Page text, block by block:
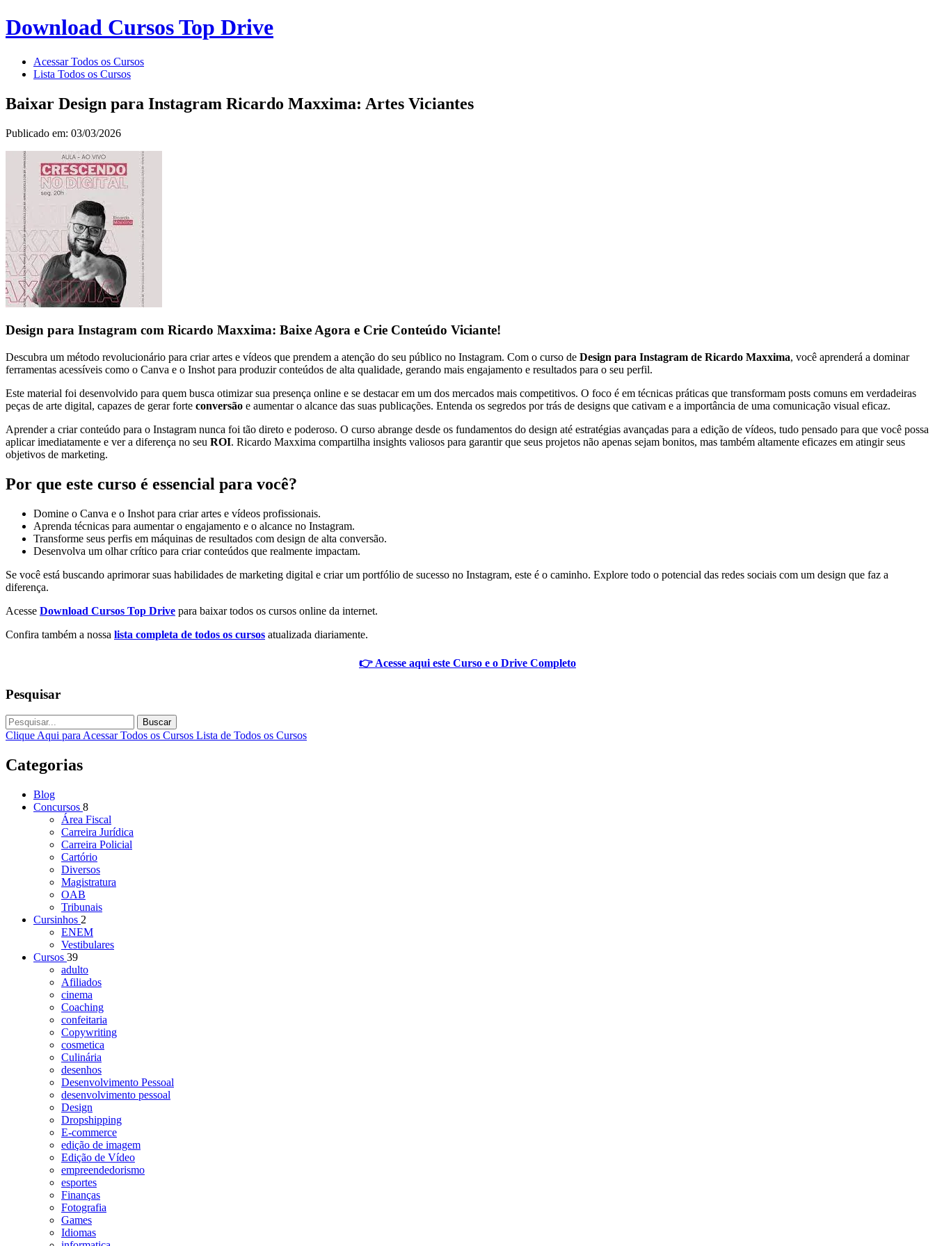
Download Cursos Top Drive
Acessar Todos os Cursos
Lista Todos os Cursos
Baixar Design para Instagram Ricardo Maxxima: Artes Viciantes
Publicado em: 03/03/2026
Design para Instagram com Ricardo Maxxima: Baixe Agora e Crie Conteúdo Viciante!
Descubra um método revolucionário para criar artes e vídeos que prendem a atenção do seu público no Instagram. Com o curso de Design para Instagram de Ricardo Maxxima, você aprenderá a dominar
ferramentas acessíveis como o Canva e o Inshot para produzir conteúdos de alta qualidade, gerando mais engajamento e resultados para o seu perfil.
Este material foi desenvolvido para quem busca otimizar sua presença online e se destacar em um dos mercados mais competitivos. O foco é em técnicas práticas que transformam posts comuns em verdadeiras
peças de arte digital, capazes de gerar forte conversão e aumentar o alcance das suas publicações. Entenda os segredos por trás de designs que cativam e a importância de uma comunicação visual eficaz.
Aprender a criar conteúdo para o Instagram nunca foi tão direto e poderoso. O curso abrange desde os fundamentos do design até estratégias avançadas para a edição de vídeos, tudo pensado para que você possa
aplicar imediatamente e ver a diferença no seu ROI. Ricardo Maxxima compartilha insights valiosos para garantir que seus projetos não apenas sejam bonitos, mas também altamente eficazes em atingir seus
objetivos de marketing.
Por que este curso é essencial para você?
Domine o Canva e o Inshot para criar artes e vídeos profissionais.
Aprenda técnicas para aumentar o engajamento e o alcance no Instagram.
Transforme seus perfis em máquinas de resultados com design de alta conversão.
Desenvolva um olhar crítico para criar conteúdos que realmente impactam.
Se você está buscando aprimorar suas habilidades de marketing digital e criar um portfólio de sucesso no Instagram, este é o caminho. Explore todo o potencial das redes sociais com um design que faz a
diferença.
Acesse Download Cursos Top Drive para baixar todos os cursos online da internet.
Confira também a nossa lista completa de todos os cursos atualizada diariamente.
👉 Acesse aqui este Curso e o Drive Completo
Pesquisar
Buscar
Clique Aqui para Acessar Todos os Cursos Lista de Todos os Cursos
Categorias
Blog
Concursos 8
Área Fiscal
Carreira Jurídica
Carreira Policial
Cartório
Diversos
Magistratura
OAB
Tribunais
Cursinhos 2
ENEM
Vestibulares
Cursos 39
adulto
Afiliados
cinema
Coaching
confeitaria
Copywriting
cosmetica
Culinária
desenhos
Desenvolvimento Pessoal
desenvolvimento pessoal
Design
Dropshipping
E-commerce
edição de imagem
Edição de Vídeo
empreendedorismo
esportes
Finanças
Fotografia
Games
Idiomas